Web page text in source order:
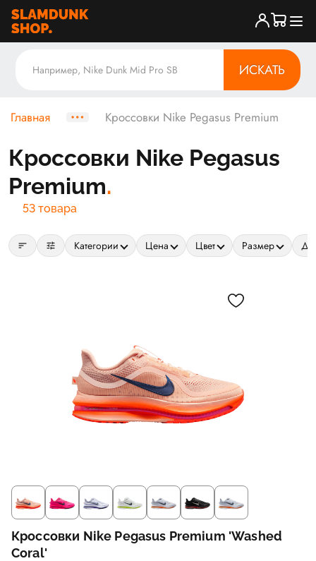
ИСКАТЬ
Главная Кроссовки Nike Pegasus Premium
Кроссовки Nike Pegasus
Premium
53 товара
sort tune Категории Цена Цвет Размер
Кроссовки Nike Pegasus Premium 'Washed
Coral'